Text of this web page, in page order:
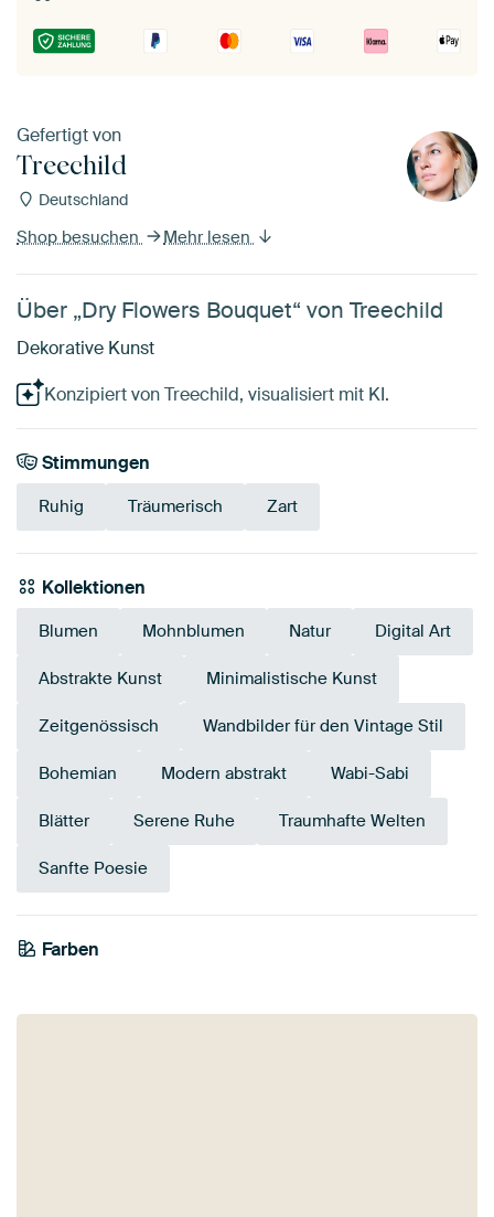
Gefertigt von
Treechild
Deutschland
Shop besuchen Mehr lesen
Über „Dry Flowers Bouquet“ von Treechild
Dekorative Kunst
Konzipiert von Treechild, visualisiert mit KI.
Stimmungen
Ruhig Träumerisch Zart
Kollektionen
Blumen Mohnblumen Natur Digital Art
Abstrakte Kunst Minimalistische Kunst
Zeitgenössisch Wandbilder für den Vintage Stil
Bohemian Modern abstrakt Wabi-Sabi
Blätter Serene Ruhe Traumhafte Welten
Sanfte Poesie
Farben
Beige
Braun
Smaragdgrün